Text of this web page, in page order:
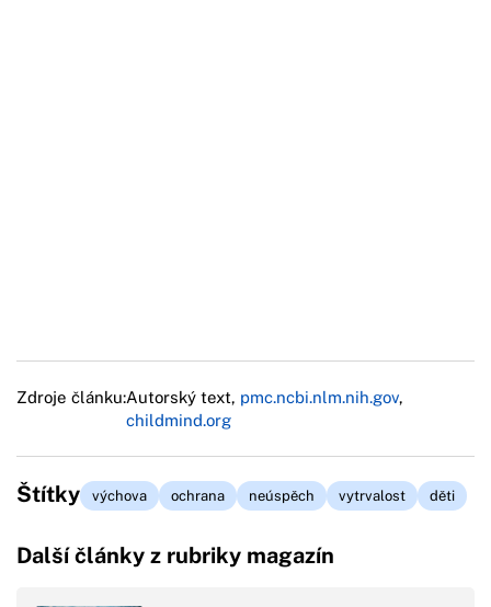
Zdroje článku:Autorský text, pmc.ncbi.nlm.nih.gov,
childmind.org
Štítky výchova ochrana neúspěch vytrvalost děti
Další články z rubriky magazín